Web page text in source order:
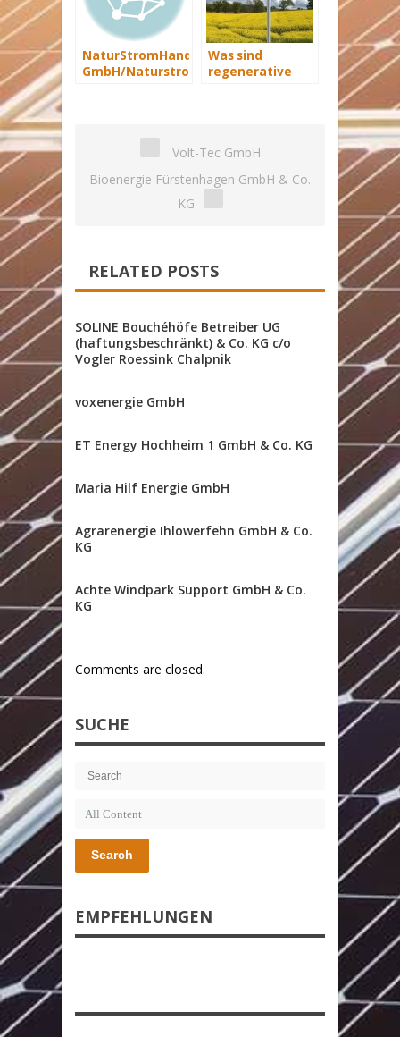
NaturStromHandel
GmbH/Naturstrom
Was sind
regenerative
Volt-Tec GmbH
Bioenergie Fürstenhagen GmbH & Co.
KG
RELATED POSTS
SOLINE Bouchéhöfe Betreiber UG
(haftungsbeschränkt) & Co. KG c/o
Vogler Roessink Chalpnik
voxenergie GmbH
ET Energy Hochheim 1 GmbH & Co. KG
Maria Hilf Energie GmbH
Agrarenergie Ihlowerfehn GmbH & Co.
KG
Achte Windpark Support GmbH & Co.
KG
Comments are closed.
SUCHE
Search
EMPFEHLUNGEN